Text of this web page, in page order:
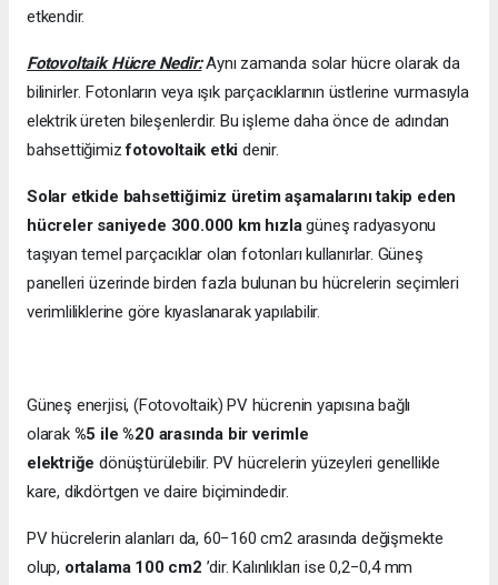
etkendir.
Fotovoltaik Hücre Nedir:Aynı zamanda solar hücre olarak da
bilinirler. Fotonların veya ışık parçacıklarının üstlerine vurmasıyla
elektrik üreten bileşenlerdir. Bu işleme daha önce de adından
bahsettiğimizfotovoltaik etkidenir.
Solar etkide bahsettiğimiz üretim aşamalarını takip eden
hücreler saniyede 300.000 km hızlagüneş radyasyonu
taşıyan temel parçacıklar olan fotonları kullanırlar. Güneş
panelleri üzerinde birden fazla bulunan bu hücrelerin seçimleri
verimliliklerine göre kıyaslanarak yapılabilir.
Güneş enerjisi, (Fotovoltaik) PV hücrenin yapısına bağlı
olarak %5 ile %20 arasında bir verimle
elektriğedönüştürülebilir. PV hücrelerin yüzeyleri genellikle
kare, dikdörtgen ve daire biçimindedir.
PV hücrelerin alanları da, 60−160 cm2 arasında değişmekte
olup, ortalama 100 cm2 ’dir. Kalınlıkları ise 0,2−0,4 mm